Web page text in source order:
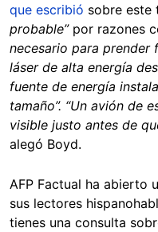
que escribió sobre este
probable”por razones
necesario para prender
láser de alta energía
fuente de energía
tamaño”. “Un avión de
visible justo antes de
alegó Boyd.
AFP Factual ha abierto
sus lectores
tienes una consulta